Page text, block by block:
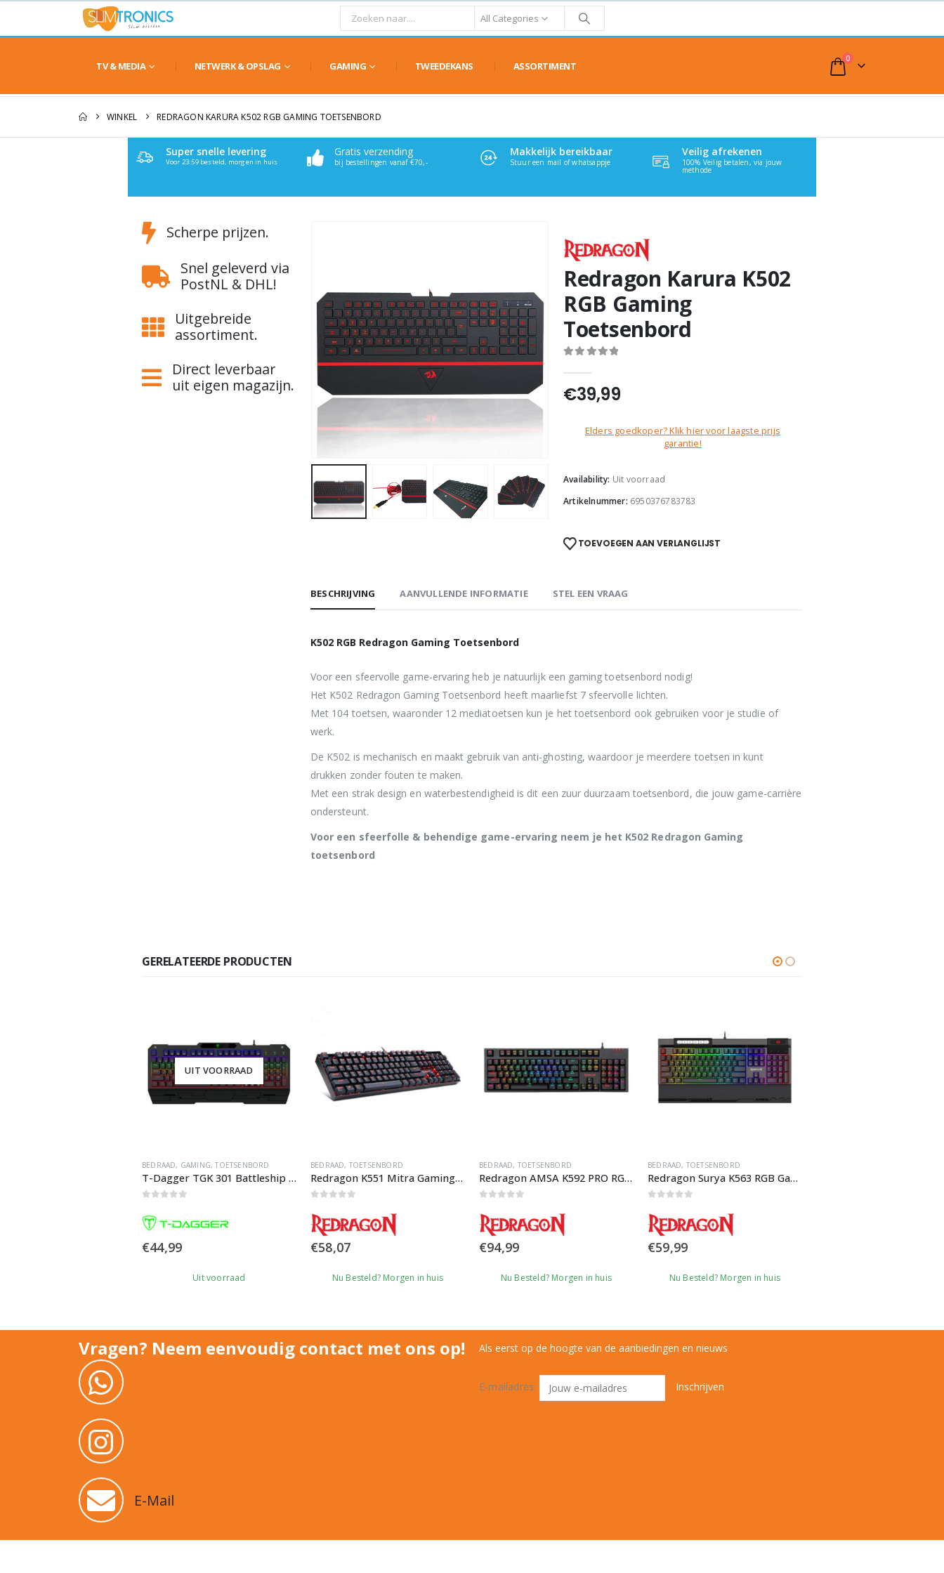
All Categories
TV & MEDIA NETWERK & OPSLAG GAMING TWEEDEKANS ASSORTIMENT
0
WINKEL REDRAGON KARURA K502 RGB GAMING TOETSENBORD
Super snelle levering
Voor 23:59 besteld, morgen in huis
Gratis verzending
bij bestellingen vanaf €70,-
Makkelijk bereikbaar
Stuur een mail of whatsappje
Veilig afrekenen
100% Veilig betalen, via jouw
methode
Redragon Karura K502
RGB Gaming
Toetsenbord
€39,99
Elders goedkoper? Klik hier voor laagste prijs
garantie!
Availability: Uit voorraad
Artikelnummer: 6950376783783
TOEVOEGEN AAN VERLANGLIJST
BESCHRIJVING AANVULLENDE INFORMATIE STEL EEN VRAAG
K502 RGB Redragon Gaming Toetsenbord
Voor een sfeervolle game-ervaring heb je natuurlijk een gaming toetsenbord nodig!
Het K502 Redragon Gaming Toetsenbord heeft maarliefst 7 sfeervolle lichten.
Met 104 toetsen, waaronder 12 mediatoetsen kun je het toetsenbord ook gebruiken voor je studie of
werk.
De K502 is mechanisch en maakt gebruik van anti-ghosting, waardoor je meerdere toetsen in kunt
drukken zonder fouten te maken.
Met een strak design en waterbestendigheid is dit een zuur duurzaam toetsenbord, die jouw game-carrière
ondersteunt.
Voor een sfeerfolle & behendige game-ervaring neem je het K502 Redragon Gaming
toetsenbord
Scherpe prijzen.
Snel geleverd via
PostNL & DHL!
Uitgebreide
assortiment.
Direct leverbaar
uit eigen magazijn.
GERELATEERDE PRODUCTEN
BEDRAAD, TOETSENBORD
Redragon K551 Mitra Gaming Toetsenbord
€58,07
Nu Besteld? Morgen in huis
BEDRAAD, TOETSENBORD
Redragon AMSA K592 PRO RGB Gaming Toetsenbord
€94,99
Nu Besteld? Morgen in huis
BEDRAAD, TOETSENBORD
Redragon Surya K563 RGB Gaming Toetsenbord
€59,99
Nu Besteld? Morgen in huis
BEDRAAD, TOETSENBORD
Redragon Dragonborn K630 Gaming Toetsenbord
€64,99
Nu Besteld? Morgen in huis
Vragen? Neem eenvoudig contact met ons op!
E-Mail
Als eerst op de hoogte van de aanbiedingen en nieuws
E-mailadres: